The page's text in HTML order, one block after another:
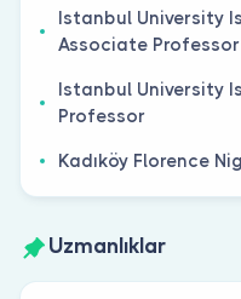
Istanbul University
Associate Professor
Istanbul University
Professor
Kadıköy Florence
Uzmanlıklar